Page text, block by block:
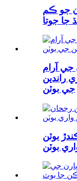
جو ڪم
​​​​جا جوتا
آرام
راندين
جي بوٽن
بوٽن
بوٽن